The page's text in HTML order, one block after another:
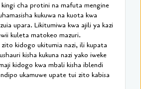
kingi cha protini na mafuta mengine
kukuwa na kuota kwa
upara. Likitumiwa kwa ajili ya kazi
kuleta matokeo mazuri.
kidogo ukitumia nazi, ili kupata
kisha kukuna nazi yako iweke
kidogo kwa mbali kisha iblendi
ukamuwe upate tui zito kabisa